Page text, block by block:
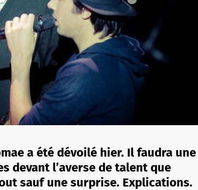
a été dévoilé hier. Il faudra une
devant l’averse de talent que
sauf une surprise. Explications.